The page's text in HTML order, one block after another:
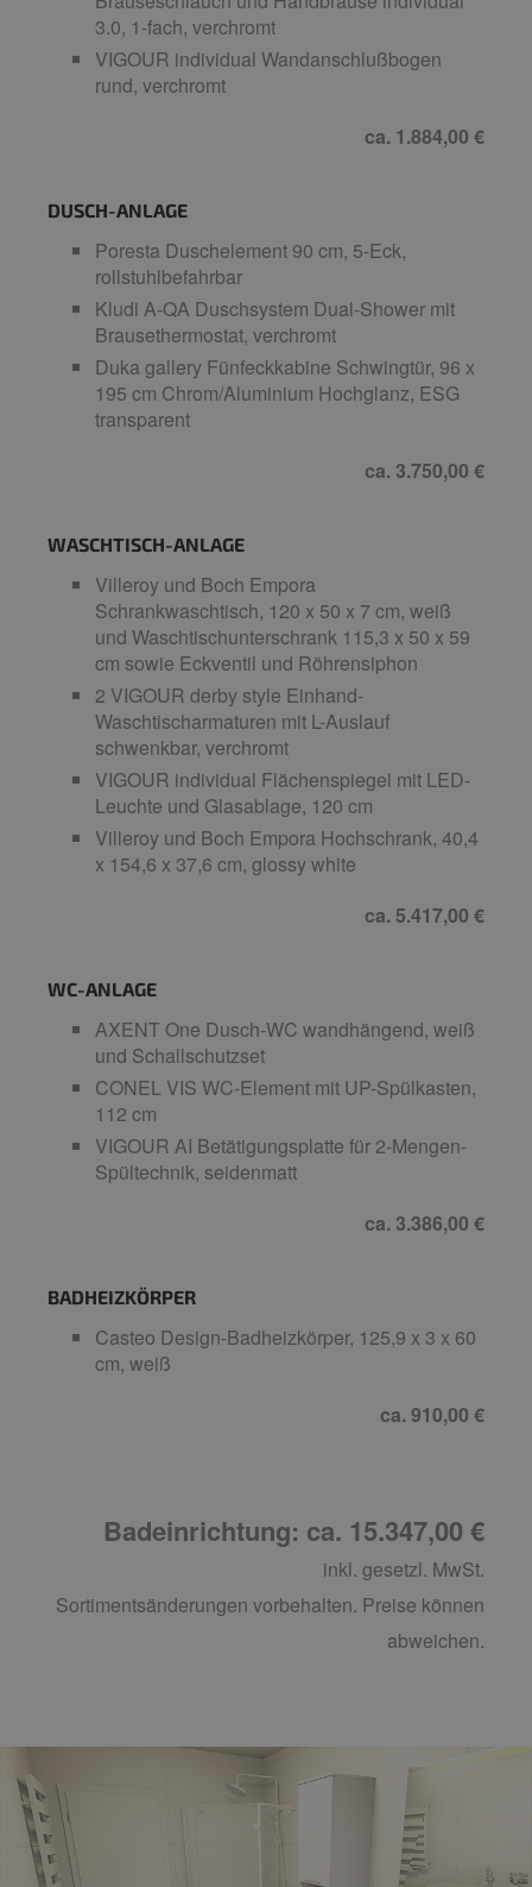
3.0, 1-fach, verchromt
VIGOUR individual Wandanschlußbogen
rund, verchromt
ca. 1.884,00 €
DUSCH-ANLAGE
Poresta Duschelement 90 cm, 5-Eck,
rollstuhlbefahrbar
Kludi A-QA Duschsystem Dual-Shower mit
Brausethermostat, verchromt
Duka gallery Fünfeckkabine Schwingtür, 96 x
195 cm Chrom/Aluminium Hochglanz, ESG
transparent
ca. 3.750,00 €
WASCHTISCH-ANLAGE
Villeroy und Boch Empora
Schrankwaschtisch, 120 x 50 x 7 cm, weiß
und Waschtischunterschrank 115,3 x 50 x 59
cm sowie Eckventil und Röhrensiphon
2 VIGOUR derby style Einhand-
Waschtischarmaturen mit L-Auslauf
schwenkbar, verchromt
VIGOUR individual Flächenspiegel mit LED-
Leuchte und Glasablage, 120 cm
Villeroy und Boch Empora Hochschrank, 40,4
x 154,6 x 37,6 cm, glossy white
ca. 5.417,00 €
WC-ANLAGE
AXENT One Dusch-WC wandhängend, weiß
und Schallschutzset
CONEL VIS WC-Element mit UP-Spülkasten,
112 cm
VIGOUR AI Betätigungsplatte für 2-Mengen-
Spültechnik, seidenmatt
ca. 3.386,00 €
BADHEIZKÖRPER
Casteo Design-Badheizkörper, 125,9 x 3 x 60
cm, weiß
ca. 910,00 €
Badeinrichtung: ca. 15.347,00 €
inkl. gesetzl. MwSt.
Sortimentsänderungen vorbehalten. Preise können
abweichen.